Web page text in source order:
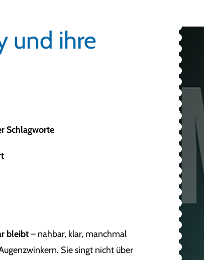
und ihre
Schlagworte
bleibt– nahbar, klar, manchmal
Sie singt nicht über